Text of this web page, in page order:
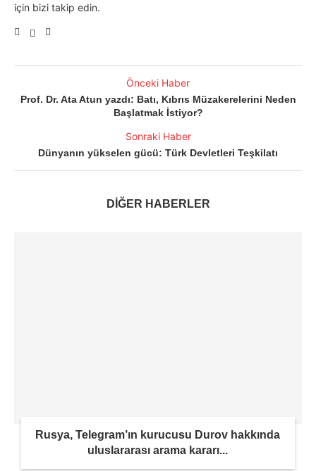
için bizi takip edin.
Önceki Haber
Prof. Dr. Ata Atun yazdı: Batı, Kıbrıs Müzakerelerini Neden
Başlatmak İstiyor?
Sonraki Haber
Dünyanın yükselen gücü: Türk Devletleri Teşkilatı
DİĞER HABERLER
Rusya, Telegram’ın kurucusu Durov hakkında
uluslararası arama kararı...